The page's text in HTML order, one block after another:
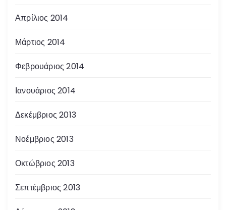
Απρίλιος 2014
Μάρτιος 2014
Φεβρουάριος 2014
Ιανουάριος 2014
Δεκέμβριος 2013
Νοέμβριος 2013
Οκτώβριος 2013
Σεπτέμβριος 2013